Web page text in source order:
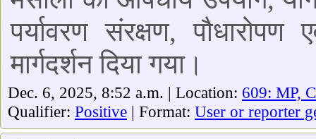
पर्यावरण संरक्षण,
मार्गदर्शन दिया गया।
Dec. 6, 2025, 8:52 a.m. | Location: 609: MP,
Qualifier: Positive | Format: User or reporter